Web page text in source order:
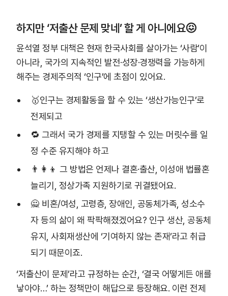
하지만 ‘저출산 문제 맞네’ 할 게 아니에요😖
윤석열 정부 대책은 현재 한국사회를 살아가는 ‘사람’이
아니라, 국가의 지속적인 발전·성장·경쟁력을 가능하게
해주는 경제주의적 ‘인구’에 초점이 있어요.
🥇인구는 경제활동을 할 수 있는 ‘생산가능인구’로
전제되고
🔁 그래서 국가 경제를 지탱할 수 있는 머릿수를 일
정 수준 유지해야 하고
👨👩👦 그 방법은 언제나 결혼·출산, 이성애 법률혼
늘리기, 정상가족 지원하기로 귀결됐어요.
🙅 비혼/여성, 고령층, 장애인, 공동체가족, 성소수
자 등의 삶이 왜 팍팍해졌겠어요? 인구 생산, 공동체
유지, 사회재생산에 ‘기여하지 않는 존재’라고 취급
되기 때문이죠.
‘저출산이 문제’라고 규정하는 순간, ‘결국 어떻게든 애를
낳아야…’ 하는 정책만이 해답으로 등장해요. 이런 전제